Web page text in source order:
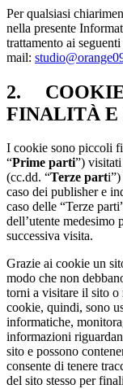
Per qualsiasi
nella presente
trattamento ai
mail:
2. COOKIE
FINALITÀ E
I cookie sono piccoli
“Prime parti”)
(cc.dd. “Terze parti”)
caso dei publisher e
caso delle “Terze
dell’utente medesimo
successiva visita.
Grazie ai cookie un
modo che non
torni a visitare il sito o
cookie, quindi, sono
informatiche,
informazioni
sito e possono
consente di tenere
del sito stesso per